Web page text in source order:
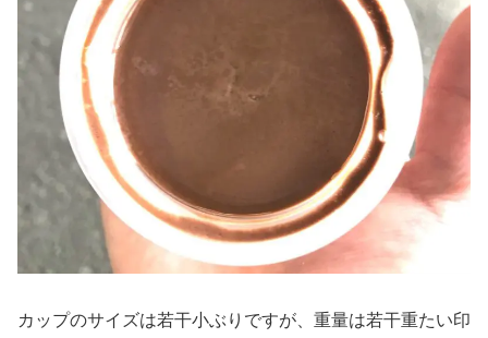
カップのサイズは若干小ぶりですが、重量は若干重たい印